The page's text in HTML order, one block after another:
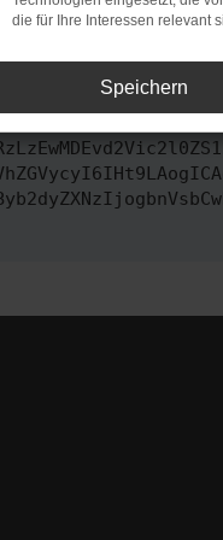
Schritte versucht hast,
die für Ihre Interessen relevant
Speichern